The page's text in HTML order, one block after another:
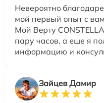
Невероятно
мой первый опыт с
Мой Верту
пару часов, а еще я
информацию и
Зайцев Дамир